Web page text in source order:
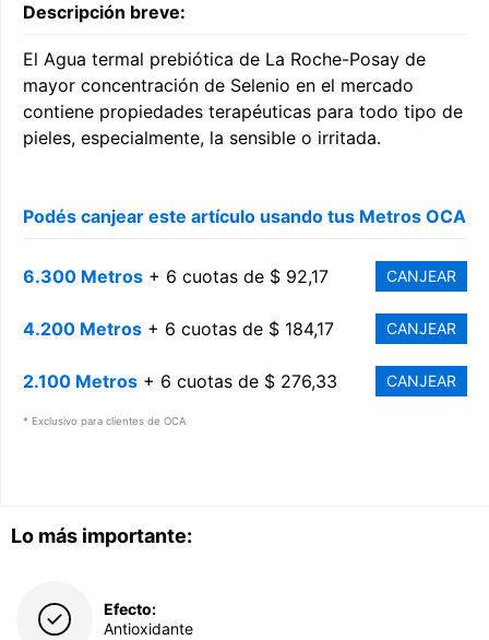
Lo más importante:
Efecto:
Antioxidante
Descripción breve:
El Agua termal prebiótica de La Roche-Posay de
mayor concentración de Selenio en el mercado
contiene propiedades terapéuticas para todo tipo de
pieles, especialmente, la sensible o irritada.
Podés canjear este artículo usando tus Metros OCA
6.300 Metros + 6 cuotas de $ 92,17 CANJEAR
4.200 Metros + 6 cuotas de $ 184,17 CANJEAR
2.100 Metros + 6 cuotas de $ 276,33 CANJEAR
* Exclusivo para clientes de OCA